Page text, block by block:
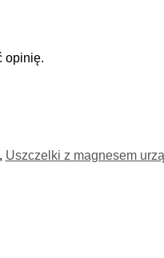
opinię.
, Uszczelki z magnesem